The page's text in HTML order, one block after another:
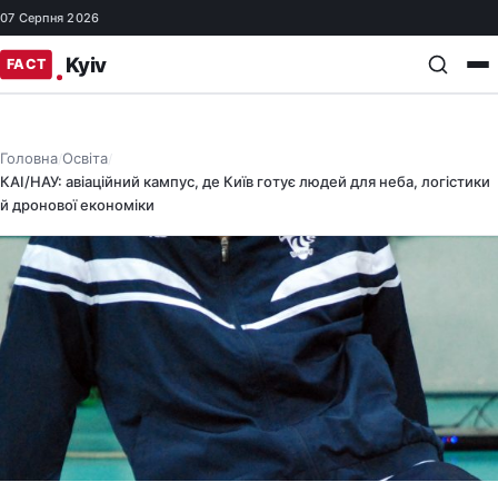
07 Серпня 2026
Головна/Освіта/
КАІ/НАУ: авіаційний кампус, де Київ готує людей для неба, логістики
й дронової економіки